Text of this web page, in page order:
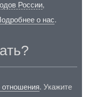
России,
о нас.
отношения. Укажите